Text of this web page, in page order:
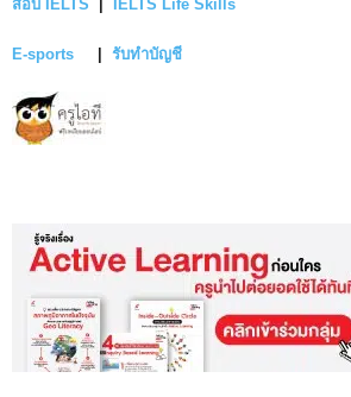
สอบ IELTS | IELTS Life Skills
E-sports | รับทำบัญชี